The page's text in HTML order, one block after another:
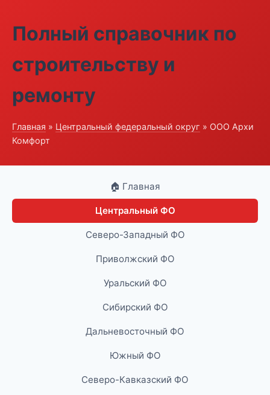
Полный справочник по
строительству и
ремонту
Главная » Центральный федеральный округ » ООО Архи
Комфорт
🏠 Главная
Центральный ФО
Северо-Западный ФО
Приволжский ФО
Уральский ФО
Сибирский ФО
Дальневосточный ФО
Южный ФО
Северо-Кавказский ФО